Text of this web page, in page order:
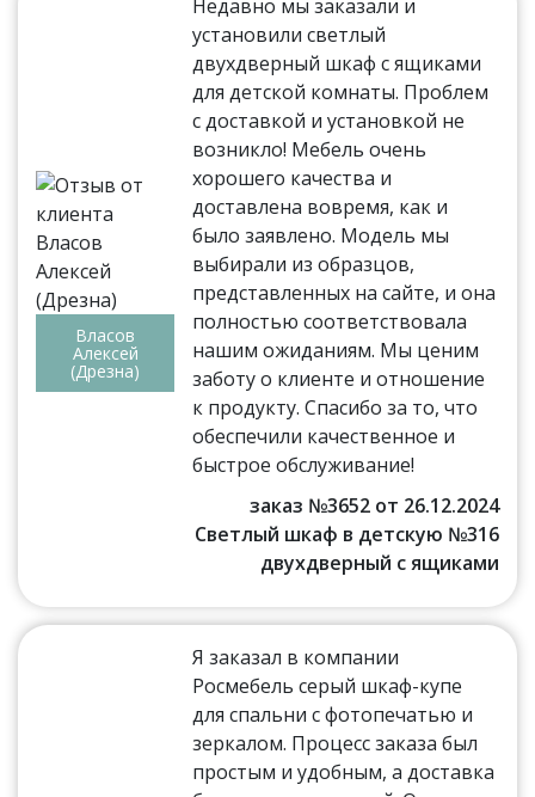
Власов
Алексей
(Дрезна)
Недавно мы заказали и
установили светлый
двухдверный шкаф с ящиками
для детской комнаты. Проблем
с доставкой и установкой не
возникло! Мебель очень
хорошего качества и
доставлена вовремя, как и
было заявлено. Модель мы
выбирали из образцов,
представленных на сайте, и она
полностью соответствовала
нашим ожиданиям. Мы ценим
заботу о клиенте и отношение
к продукту. Спасибо за то, что
обеспечили качественное и
быстрое обслуживание!
заказ №3652 от 26.12.2024
Светлый шкаф в детскую №316
двухдверный с ящиками
Я заказал в компании
Росмебель серый шкаф-купе
для спальни с фотопечатью и
зеркалом. Процесс заказа был
простым и удобным, а доставка